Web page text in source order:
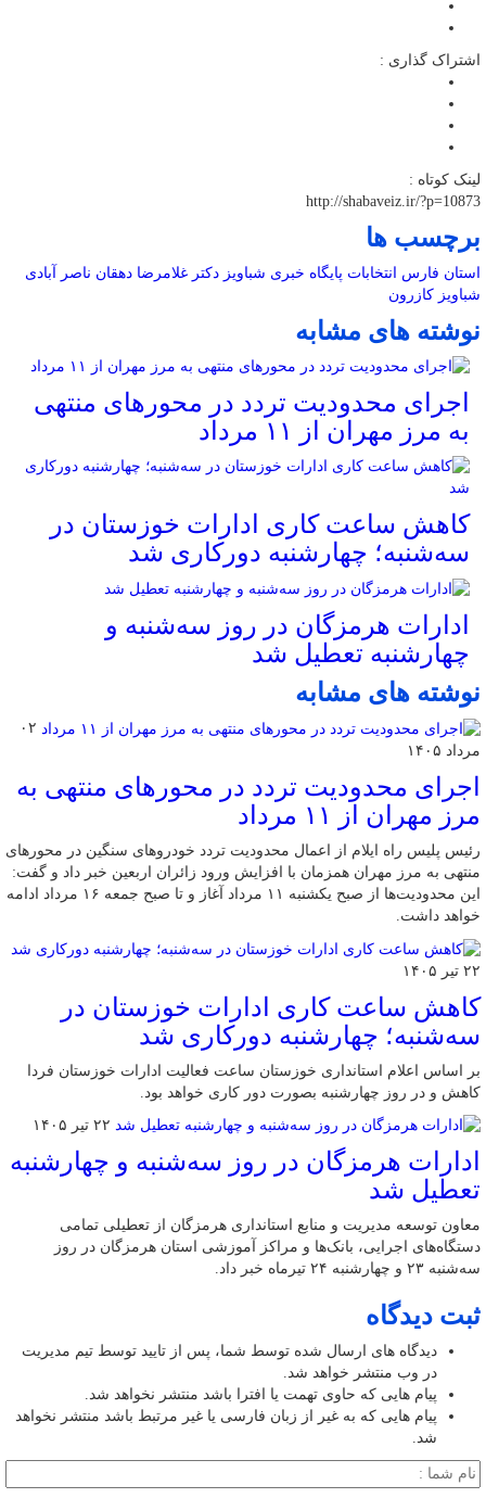
اشتراک گذاری :
لینک کوتاه :
http://shabaveiz.ir/?p=10873
برچسب ها
استان فارس انتخابات پایگاه خبری شباویز دکتر غلامرضا دهقان ناصر آبادی
شباویز کازرون
نوشته های مشابه
اجرای محدودیت تردد در محورهای منتهی
به مرز مهران از ۱۱ مرداد
کاهش ساعت کاری ادارات خوزستان در
سه‌شنبه؛ چهارشنبه دورکاری شد
ادارات هرمزگان در روز سه‌شنبه و
چهارشنبه تعطیل شد
نوشته های مشابه
۰۲
مرداد ۱۴۰۵
اجرای محدودیت تردد در محورهای منتهی به
مرز مهران از ۱۱ مرداد
رئیس پلیس راه ایلام از اعمال محدودیت تردد خودروهای سنگین در محورهای
منتهی به مرز مهران همزمان با افزایش ورود زائران اربعین خبر داد و گفت:
این محدودیت‌ها از صبح یکشنبه ۱۱ مرداد آغاز و تا صبح جمعه ۱۶ مرداد ادامه
خواهد داشت.
۲۲ تیر ۱۴۰۵
کاهش ساعت کاری ادارات خوزستان در
سه‌شنبه؛ چهارشنبه دورکاری شد
بر اساس اعلام استانداری خوزستان ساعت فعالیت ادارات خوزستان فردا
کاهش و در روز چهارشنبه بصورت دور کاری خواهد بود.
۲۲ تیر ۱۴۰۵
ادارات هرمزگان در روز سه‌شنبه و چهارشنبه
تعطیل شد
معاون توسعه مدیریت و منابع استانداری هرمزگان از تعطیلی تمامی
دستگاه‌های اجرایی، بانک‌ها و مراکز آموزشی استان هرمزگان در روز
سه‌شنبه ۲۳ و چهارشنبه ۲۴ تیرماه خبر داد.
ثبت دیدگاه
دیدگاه های ارسال شده توسط شما، پس از تایید توسط تیم مدیریت
در وب منتشر خواهد شد.
پیام هایی که حاوی تهمت یا افترا باشد منتشر نخواهد شد.
پیام هایی که به غیر از زبان فارسی یا غیر مرتبط باشد منتشر نخواهد
شد.